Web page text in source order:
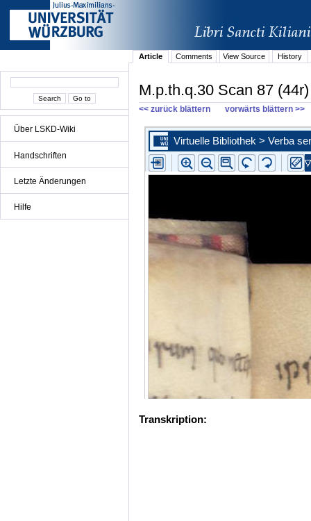
Über LSKD-Wiki
Handschriften
Letzte Änderungen
Hilfe
Article Comments View Source History
M.p.th.q.30 Scan 87 (44r)
<< zurück blättern vorwärts blättern >>
Transkription: